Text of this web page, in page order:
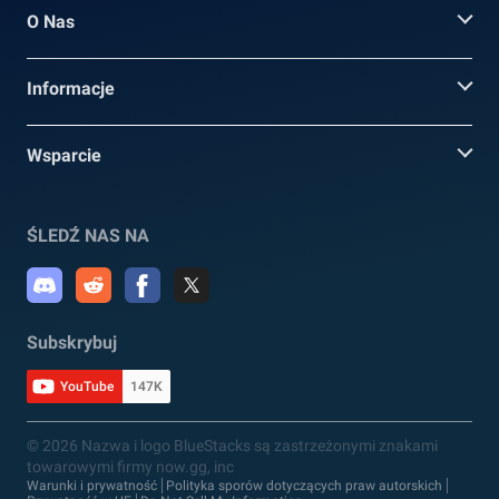
O Nas
Informacje
Wsparcie
ŚLEDŹ NAS NA
Subskrybuj
YouTube 147K
© 2026 Nazwa i logo BlueStacks są zastrzeżonymi znakami
towarowymi firmy now.gg, inc
Warunki i prywatność
Polityka sporów dotyczących praw autorskich